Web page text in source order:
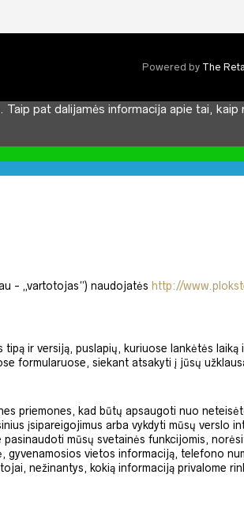
Powered by The
Taip pat dalijamės informacija apie tai,
- „vartotojas“) naudojatės http://
ir versiją, puslapių, kuriuose lankėtės laiką
formularuose, siekant atsakyti į jūsų
priemones, kad būtų apsaugoti nuo
įsipareigojimus arba vykdyti mūsų verslo
mūsų svetainės funkcijomis,
vietos informaciją, telefono
nežinantys, kokią informaciją privalome